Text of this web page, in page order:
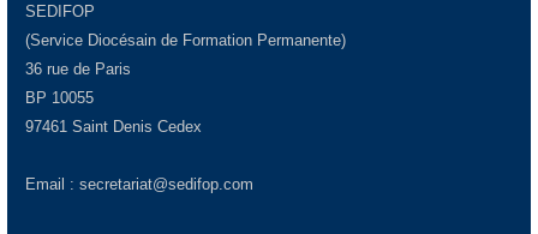
SEDIFOP
(Service Diocésain de Formation Permanente)
36 rue de Paris
BP 10055
97461 Saint Denis Cedex
Email : secretariat@sedifop.com